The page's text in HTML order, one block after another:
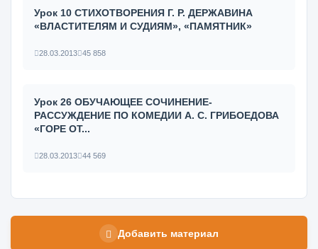
Урок 10 СТИХОТВОРЕНИЯ Г. Р. ДЕРЖАВИНА
«ВЛАСТИТЕЛЯМ И СУДИЯМ», «ПАМЯТНИК»
28.03.2013 45 858
Урок 26 ОБУЧАЮЩЕЕ СОЧИНЕНИЕ-
РАССУЖДЕНИЕ ПО КОМЕДИИ А. С. ГРИБОЕДОВА
«ГОРЕ ОТ...
28.03.2013 44 569
Добавить материал